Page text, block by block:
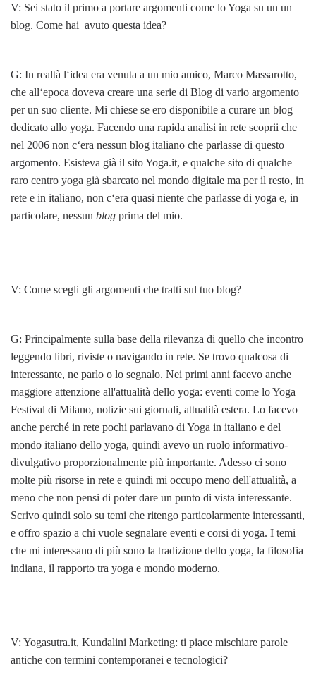
V: Sei stato il primo a portare argomenti come lo Yoga su un un
blog. Come hai avuto questa idea?
G: In realtà l‘idea era venuta a un mio amico, Marco Massarotto,
che all‘epoca doveva creare una serie di Blog di vario argomento
per un suo cliente. Mi chiese se ero disponibile a curare un blog
dedicato allo yoga. Facendo una rapida analisi in rete scoprii che
nel 2006 non c‘era nessun blog italiano che parlasse di questo
argomento. Esisteva già il sito Yoga.it, e qualche sito di qualche
raro centro yoga già sbarcato nel mondo digitale ma per il resto, in
rete e in italiano, non c‘era quasi niente che parlasse di yoga e, in
particolare, nessun blog prima del mio.
V: Come scegli gli argomenti che tratti sul tuo blog?
G: Principalmente sulla base della rilevanza di quello che incontro
leggendo libri, riviste o navigando in rete. Se trovo qualcosa di
interessante, ne parlo o lo segnalo. Nei primi anni facevo anche
maggiore attenzione all'attualità dello yoga: eventi come lo Yoga
Festival di Milano, notizie sui giornali, attualità estera. Lo facevo
anche perché in rete pochi parlavano di Yoga in italiano e del
mondo italiano dello yoga, quindi avevo un ruolo informativo-
divulgativo proporzionalmente più importante. Adesso ci sono
molte più risorse in rete e quindi mi occupo meno dell'attualità, a
meno che non pensi di poter dare un punto di vista interessante.
Scrivo quindi solo su temi che ritengo particolarmente interessanti,
e offro spazio a chi vuole segnalare eventi e corsi di yoga. I temi
che mi interessano di più sono la tradizione dello yoga, la filosofia
indiana, il rapporto tra yoga e mondo moderno.
V: Yogasutra.it, Kundalini Marketing: ti piace mischiare parole
antiche con termini contemporanei e tecnologici?